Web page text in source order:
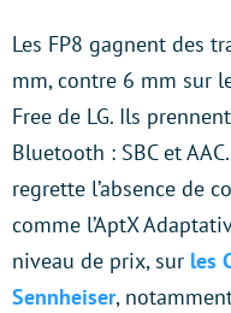
Les FP8 gagnent des
mm, contre 6 mm sur
Free de LG. Ils
Bluetooth : SBC et
regrette l’absence de
comme l’AptX
niveau de prix, sur les
Sennheiser,